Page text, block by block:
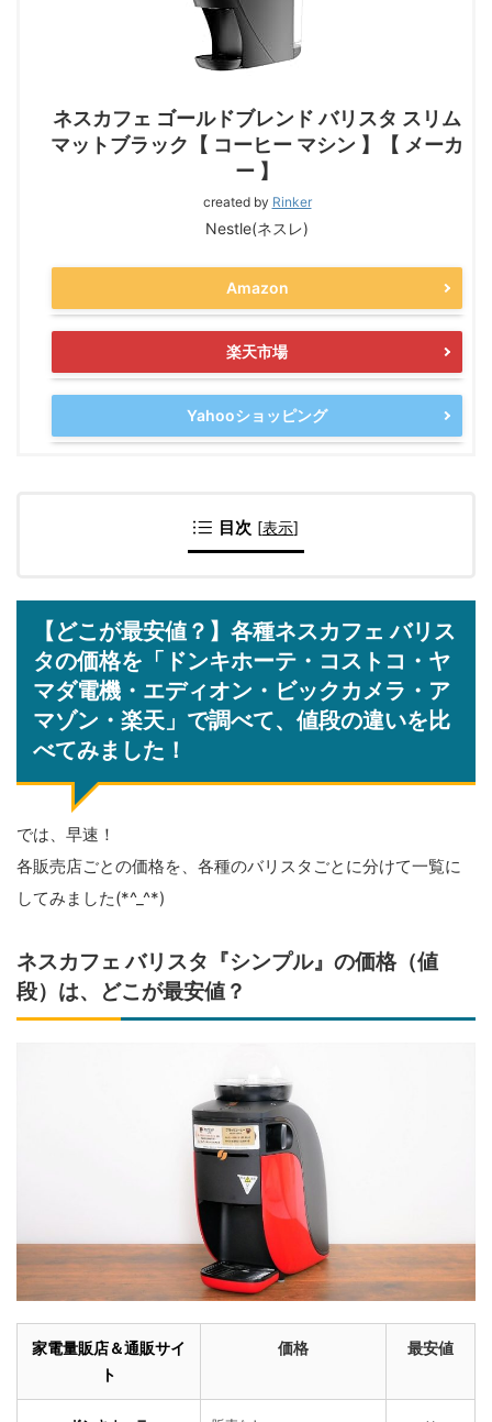
ネスカフェ ゴールドブレンド バリスタ スリム
マットブラック【 コーヒー マシン 】【 メーカ
ー 】
created by Rinker
Nestle(ネスレ)
Amazon
楽天市場
Yahooショッピング
目次 [表示]
【どこが最安値？】各種ネスカフェ バリス
タの価格を「ドンキホーテ・コストコ・ヤ
マダ電機・エディオン・ビックカメラ・ア
マゾン・楽天」で調べて、値段の違いを比
べてみました！
では、早速！
各販売店ごとの価格を、各種のバリスタごとに分けて一覧に
してみました(*^_^*)
ネスカフェ バリスタ『シンプル』の価格（値
段）は、どこが最安値？
家電量販店＆通販サイ
ト
価格 最安値